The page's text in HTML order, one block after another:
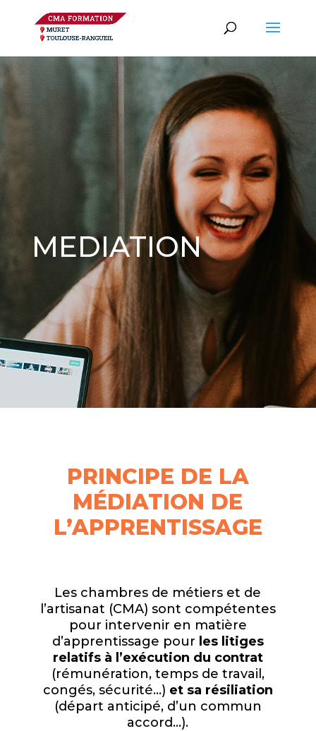
MEDIATION
PRINCIPE DE LA
MÉDIATION DE
L’APPRENTISSAGE
Les chambres de métiers et de
l’artisanat (CMA) sont compétentes
pour intervenir en matière
d’apprentissage pour les litiges
relatifs à l’exécution du contrat
(rémunération, temps de travail,
congés, sécurité…) et sa résiliation
(départ anticipé, d’un commun
accord…).